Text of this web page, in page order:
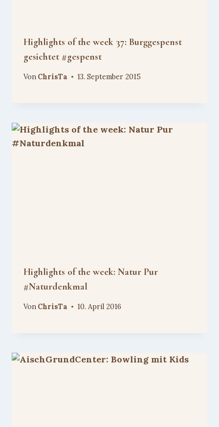
Highlights of the week 37: Burggespenst
gesichtet #gespenst
Von ChrisTa 13. September 2015
Highlights of the week: Natur Pur
#Naturdenkmal
Von ChrisTa 10. April 2016